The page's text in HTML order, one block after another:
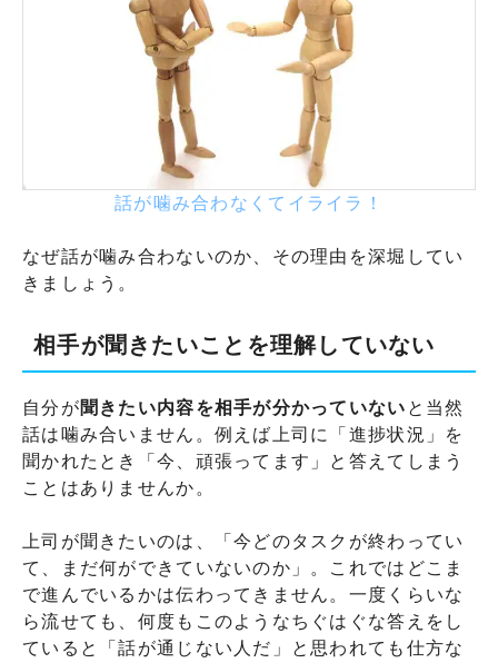
話が噛み合わなくてイライラ！
なぜ話が噛み合わないのか、その理由を深堀してい
きましょう。
相手が聞きたいことを理解していない
自分が聞きたい内容を相手が分かっていない と当然
話は噛み合いません。例えば上司に「進捗状況」を
聞かれたとき「今、頑張ってます」と答えてしまう
ことはありませんか。
上司が聞きたいのは、「今どのタスクが終わってい
て、まだ何ができていないのか」。これではどこま
で進んでいるかは伝わってきません。一度くらいな
ら流せても、何度もこのようなちぐはぐな答えをし
ていると「話が通じない人だ」と思われても仕方な